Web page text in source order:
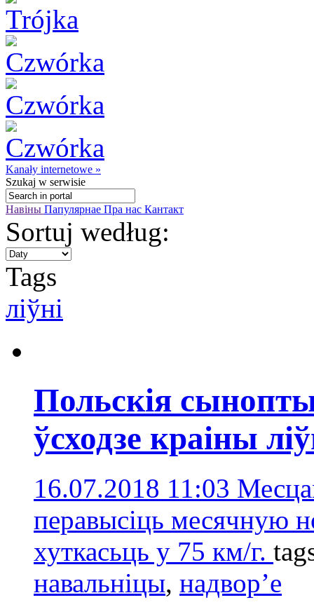
Kanały internetowe »
Szukaj w serwisie
Навіны Папулярнае Пра нас Кантакт
Sortuj według:
Tags
ліўні
Польскія
ўсходзе краіны
16.07.2018 11:03
перавысіць месячную
хуткасьць у 75 км/г.
навальніцы, надвор’e